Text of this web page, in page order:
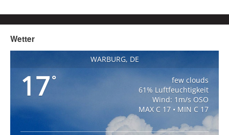
Wetter
WARBURG, DE
17°
few clouds
61% Luftfeuchtigkeit
Wind: 1m/s OSO
MAX C 17 • MIN C 17